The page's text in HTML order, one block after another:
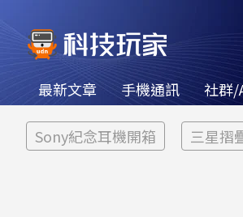
最新文章 手機通訊 社群/
Sony紀念耳機開箱 三星摺